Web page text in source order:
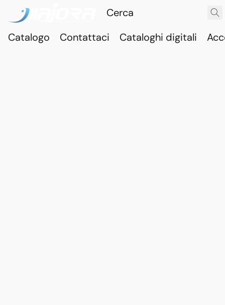
Catalogo Contattaci Cataloghi digitali